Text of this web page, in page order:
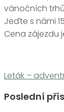
vánočních
Jeďte s námi
Cena zájezdu
Leták –
Poslední